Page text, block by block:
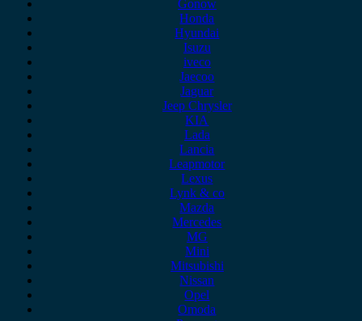
Gonow
Honda
Hyundai
Isuzu
iveco
Jaecoo
Jaguar
Jeep Chrysler
KIA
Lada
Lancia
Leapmotor
Lexus
Lynk & co
Mazda
Mercedes
MG
Mini
Mitsubishi
Nissan
Opel
Omoda